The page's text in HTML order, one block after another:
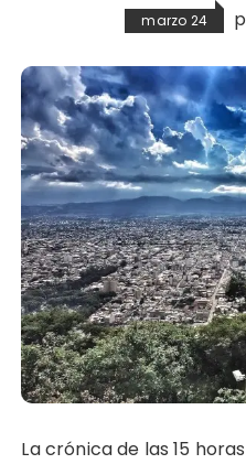
marzo 24
La crónica de las 15 horas que estuvimos en la